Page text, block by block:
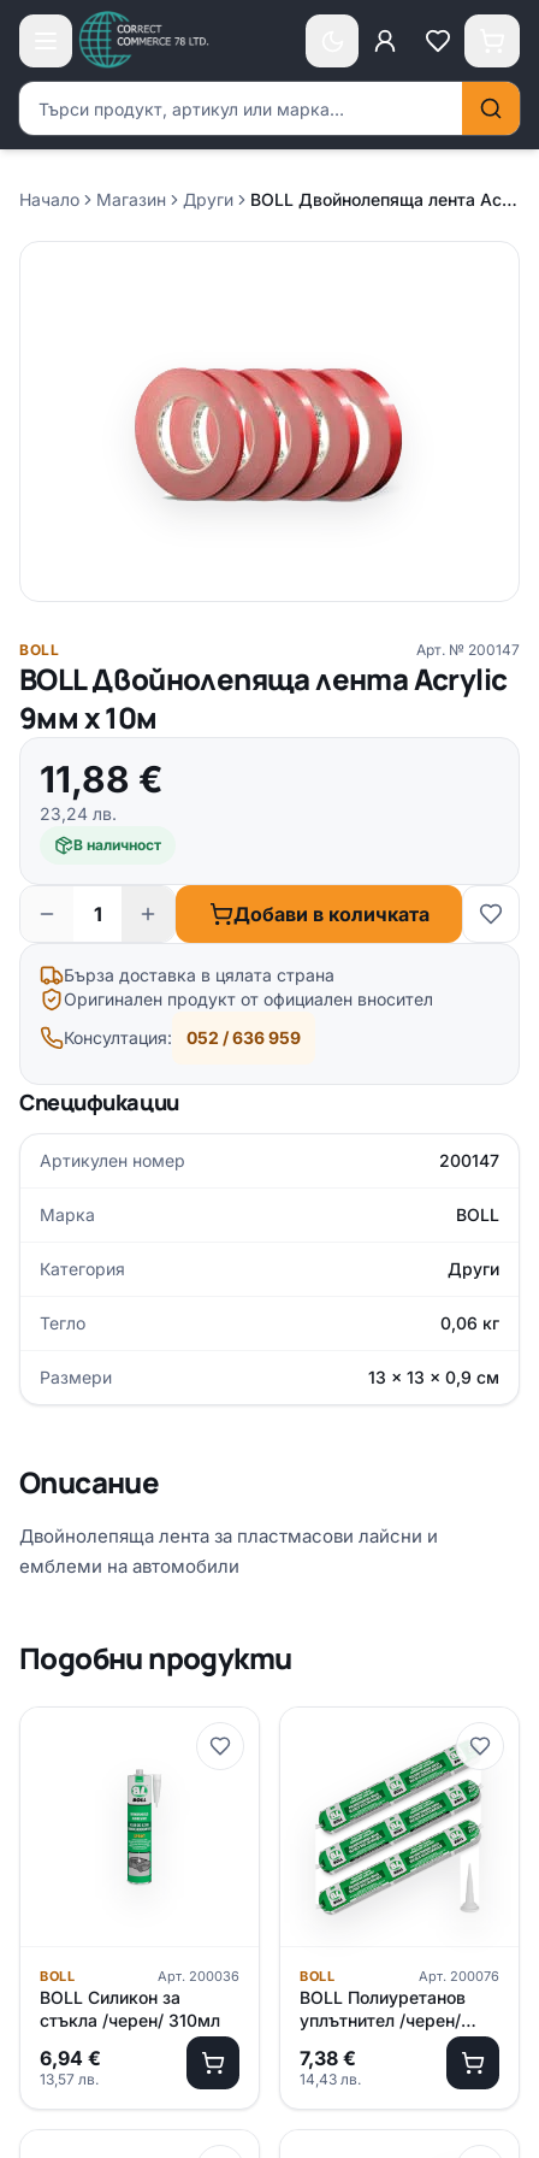
Търсене на продукти
Начало Магазин Други BOLL Двойнолепяща лента Acrylic 9мм x 10м
BOLL Арт. № 200147
BOLL Двойнолепяща лента Acrylic
9мм x 10м
11,88 €
23,24 лв.
В наличност
Добави в количката
Бърза доставка в цялата страна
Оригинален продукт от официален вносител
Консултация:
052 / 636 959
Спецификации
Артикулен номер 200147
Марка BOLL
Категория Други
Тегло 0,06 кг
Размери 13 × 13 × 0,9 см
Описание
Двойнолепяща лента за пластмасови лайсни и
емблеми на автомобили
Подобни продукти
BOLL Арт. 200036
BOLL Силикон за
стъкла /черен/ 310мл
6,94 €
13,57 лв.
BOLL Арт. 200076
BOLL Полиуретанов
уплътнител /черен/
7,38 €
14,43 лв.